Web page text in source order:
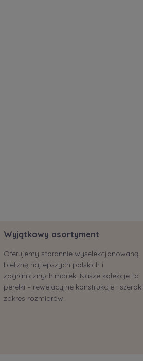
Wyjątkowy asortyment
Oferujemy starannie wyselekcjonowaną
bieliznę najlepszych polskich i
zagranicznych marek. Nasze kolekcje to
perełki – rewelacyjne konstrukcje i szeroki
zakres rozmiarów.